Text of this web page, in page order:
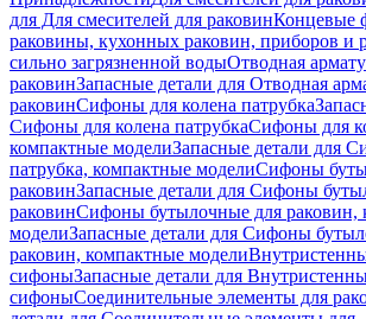
для Для смесителей для раковинКонцевые
раковины, кухонных раковин, приборов и
сильно загрязненной водыОтводная
раковинЗапасные детали для Отводная
раковинСифоны для колена патрубка
Сифоны для колена патрубкаСифоны для
компактные моделиЗапасные детали для
патрубка, компактные моделиСифоны
раковинЗапасные детали для Сифоны
раковинСифоны бутылочные для раковин,
моделиЗапасные детали для Сифоны
раковин, компактные модели
сифоныЗапасные детали для
сифоныСоединительные элементы для